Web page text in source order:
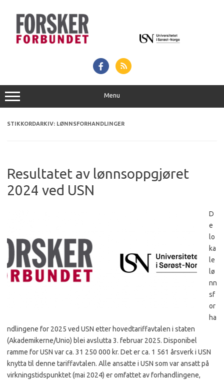
innhold
Menu
STIKKORDARKIV: LØNNSFORHANDLINGER
Resultatet av lønnsoppgjøret
2024 ved USN
D
e
lo
ka
le
lø
nn
sf
or
ha
ndlingene for 2025 ved USN etter hovedtariffavtalen i staten
(Akademikerne/Unio) blei avslutta 3. februar 2025. Disponibel
ramme for USN var ca. 31 250 000 kr. Det er ca. 1 561 årsverk i USN
knytta til denne tariffavtalen. Alle ansatte i USN som var ansatt på
virkningstidspunktet (mai 2024) er omfattet av forhandlingene,